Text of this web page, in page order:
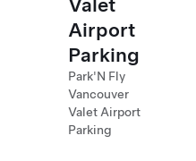
Airport
Parking
Park'N Fly
Vancouver
Valet Airport
Parking